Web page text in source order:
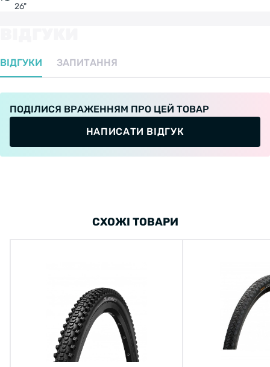
26"
ВІДГУКИ ЗАПИТАННЯ
ПОДІЛИСЯ ВРАЖЕННЯМ ПРО ЦЕЙ ТОВАР
НАПИСАТИ ВІДГУК
СХОЖІ ТОВАРИ